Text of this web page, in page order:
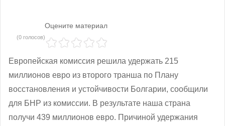
Оцените материал
(0 голосов)
Европейская комиссия решила удержать 215
миллионов евро из второго транша по Плану
восстановления и устойчивости Болгарии, сообщили
для БНР из комиссии. В результате наша страна
получи 439 миллионов евро. Причиной удержания